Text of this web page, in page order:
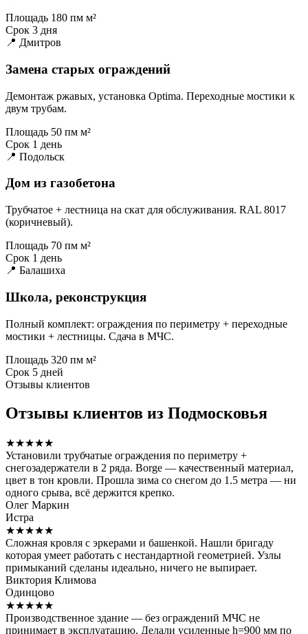
Площадь 180 пм м²
Срок 3 дня
📍 Дмитров
Замена старых ограждений
Демонтаж ржавых, установка Optima. Переходные мостики к
двум трубам.
Площадь 50 пм м²
Срок 1 день
📍 Подольск
Дом из газобетона
Трубчатое + лестница на скат для обслуживания. RAL 8017
(коричневый).
Площадь 70 пм м²
Срок 1 день
📍 Балашиха
Школа, реконструкция
Полный комплект: ограждения по периметру + переходные
мостики + лестницы. Сдача в МЧС.
Площадь 320 пм м²
Срок 5 дней
Отзывы клиентов
Отзывы клиентов из Подмосковья
★★★★★
Установили трубчатые ограждения по периметру +
снегозадержатели в 2 ряда. Borge — качественный материал,
цвет в тон кровли. Прошла зима со снегом до 1.5 метра — ни
одного срыва, всё держится крепко.
Олег Маркин
Истра
★★★★★
Сложная кровля с эркерами и башенкой. Нашли бригаду
которая умеет работать с нестандартной геометрией. Узлы
примыканий сделаны идеально, ничего не выпирает.
Виктория Климова
Одинцово
★★★★★
Производственное здание — без ограждений МЧС не
принимает в эксплуатацию. Делали усиленные h=900 мм по